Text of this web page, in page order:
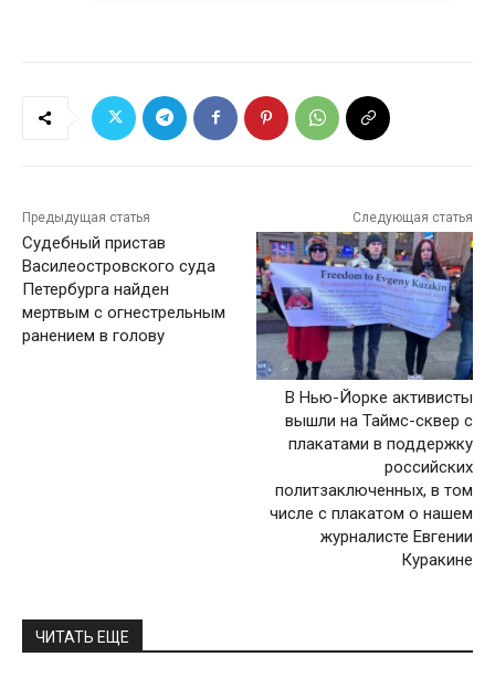
Предыдущая статья
Судебный пристав
Василеостровского суда
Петербурга найден
мертвым с огнестрельным
ранением в голову
Следующая статья
В Нью-Йорке активисты
вышли на Таймс-сквер с
плакатами в поддержку
российских
политзаключенных, в том
числе с плакатом о нашем
журналисте Евгении
Куракине
ЧИТАТЬ ЕЩЕ